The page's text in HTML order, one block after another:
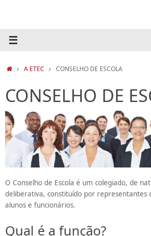
HOMEA ETEC CONSELHO DE ESCOLA
CONSELHO DE
O Conselho de Escola é um colegiado, de
deliberativa, constituído por representantes
alunos e funcionários.
Qual é a função?